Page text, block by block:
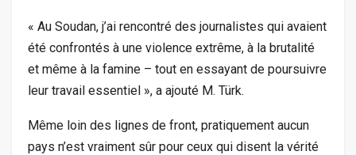
« Au Soudan, j’ai rencontré des journalistes qui avaient
été confrontés à une violence extrême, à la brutalité
et même à la famine – tout en essayant de poursuivre
leur travail essentiel », a ajouté M. Türk.
Même loin des lignes de front, pratiquement aucun
pays n’est vraiment sûr pour ceux qui disent la vérité